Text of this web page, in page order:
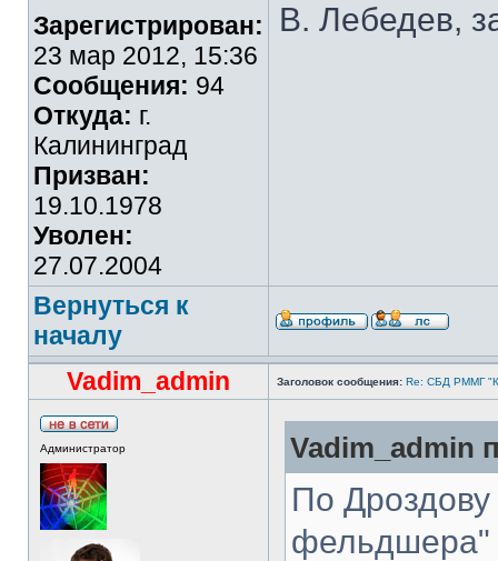
Зарегистрирован:
23 мар 2012, 15:36
Сообщения: 94
Откуда: г.
Калининград
Призван:
19.10.1978
Уволен:
27.07.2004
В. Лебедев,
Вернуться к
началу
Vadim_admin
Заголовок сообщения: Re: СБД РММГ
Администратор Vadim_admin
По
фельдшера"